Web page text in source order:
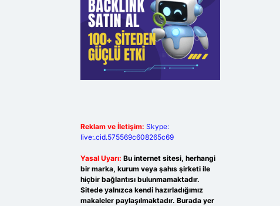
Reklam ve İletişim: Skype:
live:.cid.575569c608265c69
Yasal Uyarı: Bu internet sitesi, herhangi
bir marka, kurum veya şahıs şirketi ile
hiçbir bağlantısı bulunmamaktadır.
Sitede yalnızca kendi hazırladığımız
makaleler paylaşılmaktadır. Burada yer